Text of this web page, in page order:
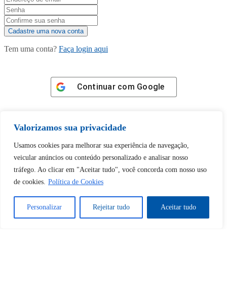
Valorizamos sua privacidade
Usamos cookies para melhorar sua experiência de navegação,
veicular anúncios ou conteúdo personalizado e analisar nosso
tráfego. Ao clicar em "Aceitar tudo", você concorda com nosso uso
de cookies. Política de Cookies
Personalizar Rejeitar tudo Aceitar tudo
Tem uma conta? Faça login aqui
Continuar com Google
Tem certeza de que deseja
desbloquear esta publicação?
Desbloquear esquerda : 0